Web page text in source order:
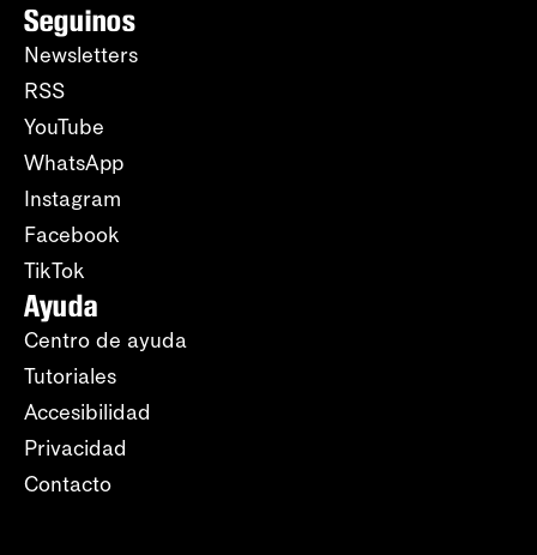
Seguinos
Newsletters
RSS
YouTube
WhatsApp
Instagram
Facebook
TikTok
Ayuda
Centro de ayuda
Tutoriales
Accesibilidad
Privacidad
Contacto